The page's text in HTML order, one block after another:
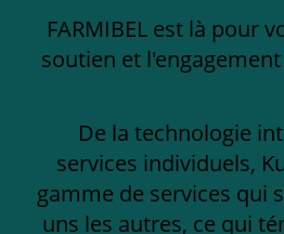
FARMIBEL est là pour
soutien et
De la technologie
services individuels,
gamme de services qui
uns les autres, ce qui